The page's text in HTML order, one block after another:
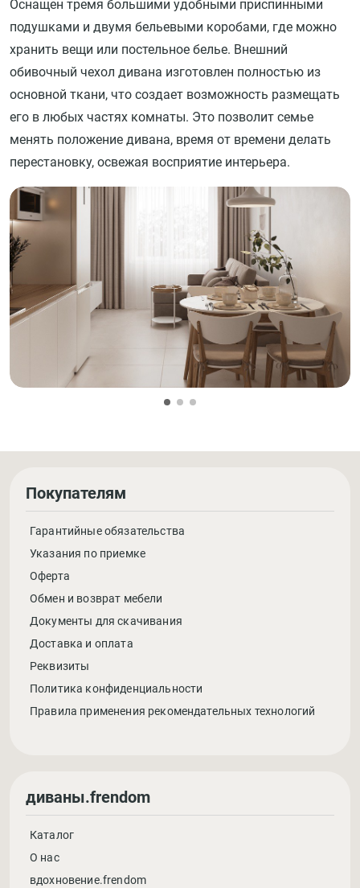
Оснащен тремя большими удобными приспинными
подушками и двумя бельевыми коробами, где можно
хранить вещи или постельное белье. Внешний
обивочный чехол дивана изготовлен полностью из
основной ткани, что создает возможность размещать
его в любых частях комнаты. Это позволит семье
менять положение дивана, время от времени делать
перестановку, освежая восприятие интерьера.
Покупателям
Гарантийные обязательства
Указания по приемке
Оферта
Обмен и возврат мебели
Документы для скачивания
Доставка и оплата
Реквизиты
Политика конфиденциальности
Правила применения рекомендательных технологий
диваны.frendom
Каталог
О нас
вдохновение.frendom